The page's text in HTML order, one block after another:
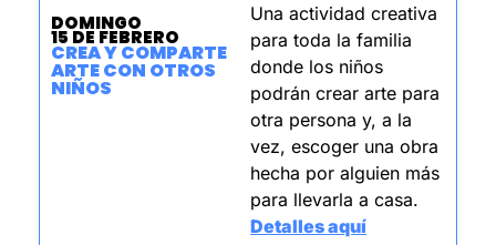
DOMINGO
15 DE FEBRERO
CREA Y COMPARTE
ARTE CON OTROS
NIÑOS
Una actividad creativa
para toda la familia
donde los niños
podrán crear arte para
otra persona y, a la
vez, escoger una obra
hecha por alguien más
para llevarla a casa.
Detalles aquí